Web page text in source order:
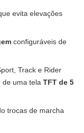
evita elevações
configuráveis de
Track e Rider
de uma tela TFT de 5
trocas de marcha